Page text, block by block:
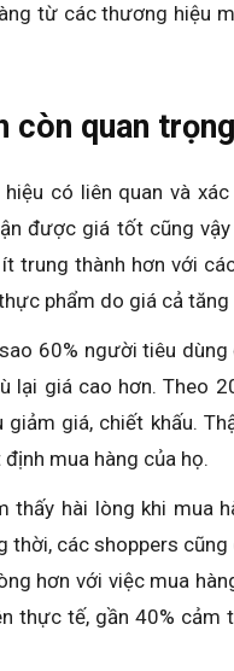
từ các thương hiệu
còn quan trọng
có liên quan và
được giá tốt cũng
trung thành hơn với
phẩm do giá cả tăng
60% người tiêu
lại giá cao hơn. Theo
giảm giá, chiết khấu.
mua hàng của họ.
thấy hài lòng khi mua
các shoppers
hơn với việc mua
thực tế, gần 40%